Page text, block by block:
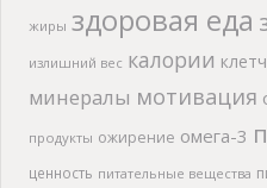
жиры здоровая еда
излишний вес калории
минералы мотивация
продукты ожирение омега-3
ценность питательные вещества